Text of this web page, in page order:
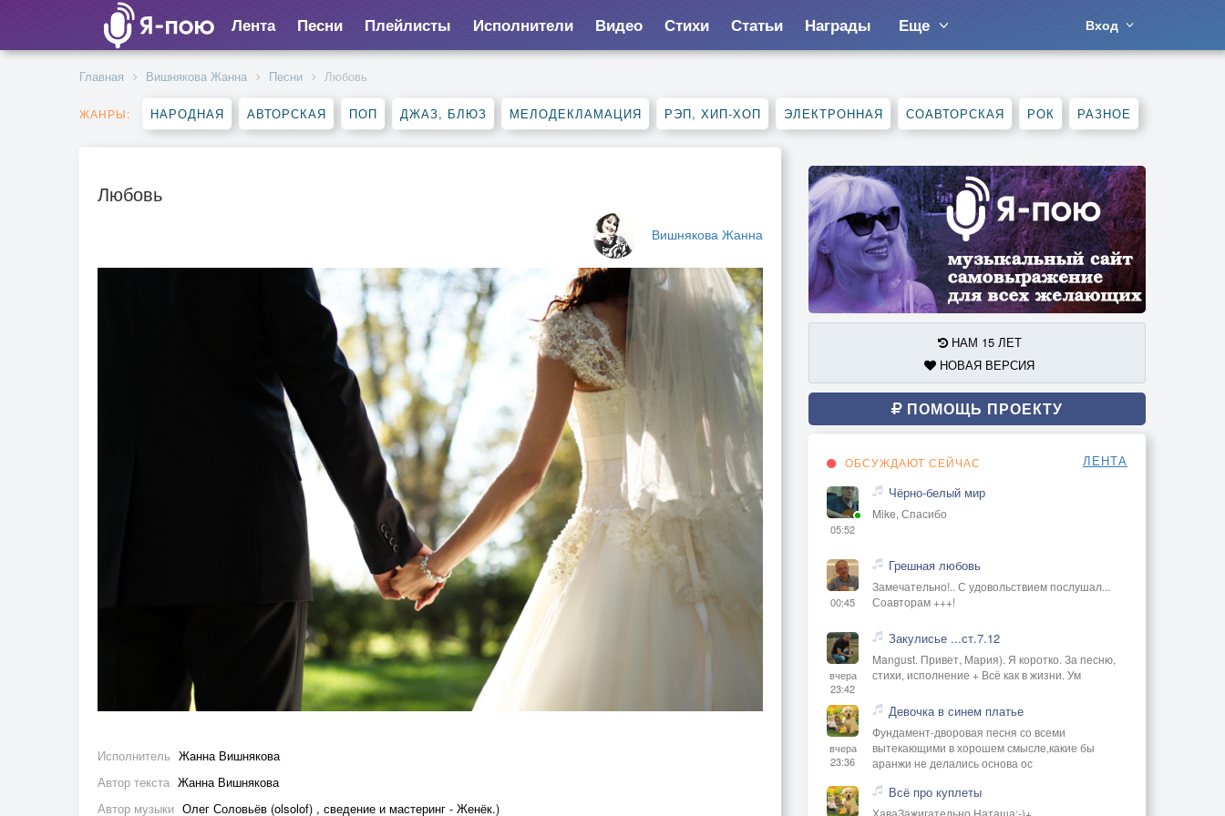
Лента Песни Плейлисты Исполнители Видео Стихи Статьи Награды Еще Вход
Главная Вишнякова Жанна Песни Любовь
ЖАНРЫ: НАРОДНАЯ АВТОРСКАЯ ПОП ДЖАЗ, БЛЮЗ МЕЛОДЕКЛАМАЦИЯ РЭП, ХИП-ХОП ЭЛЕКТРОННАЯ СОАВТОРСКАЯ РОК РАЗНОЕ
Любовь
Вишнякова Жанна
Исполнитель Жанна Вишнякова
Автор текста Жанна Вишнякова
Автор музыки Олег Соловьёв (olsolof) , сведение и мастеринг - Женёк.)
НАМ 15 ЛЕТ
НОВАЯ ВЕРСИЯ
ПОМОЩЬ ПРОЕКТУ
ОБСУЖДАЮТ СЕЙЧАС ЛЕНТА
05:52
Чёрно-белый мир
Mike, Спасибо
00:45
Грешная любовь
Замечательно!.. С удовольствием послушал...
Соавторам +++!
вчера
23:42
Закулисье ...ст.7.12
Mangust. Привет, Мария). Я коротко. За песню,
стихи, исполнение + Всё как в жизни. Ум
вчера
23:36
Девочка в синем платье
Фундамент-дворовая песня со всеми
вытекающими в хорошем смысле,какие бы
аранжи не делались основа ос
Всё про куплеты
ХаваЗажигательно Наташа:-)+